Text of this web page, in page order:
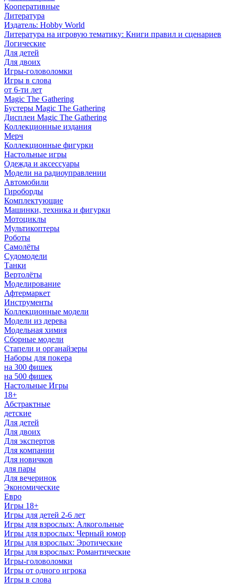
Кооперативные
Литература
Издатель: Hobby World
Литература на игровую тематику: Книги правил и сценариев
Логические
Для детей
Для двоих
Игры-головоломки
Игры в слова
от 6-ти лет
Magic The Gathering
Бустеры Magic The Gathering
Дисплеи Magic The Gathering
Коллекционные издания
Мерч
Коллекционные фигурки
Настольные игры
Одежда и аксессуары
Модели на радиоуправлении
Автомобили
Гироборды
Комплектующие
Машинки, техника и фигурки
Мотоциклы
Мультикоптеры
Роботы
Самолёты
Судомодели
Танки
Вертолёты
Моделирование
Афтермаркет
Инструменты
Коллекционные модели
Модели из дерева
Модельная химия
Сборные модели
Стапели и органайзеры
Наборы для покера
на 300 фишек
на 500 фишек
Настольные Игры
18+
Абстрактные
детские
Для детей
Для двоих
Для экспертов
Для компании
Для новичков
для пары
Для вечеринок
Экономические
Евро
Игры 18+
Игры для детей 2-6 лет
Игры для взрослых: Алкогольные
Игры для взрослых: Черный юмор
Игры для взрослых: Эротические
Игры для взрослых: Романтические
Игры-головоломки
Игры от одного игрока
Игры в слова